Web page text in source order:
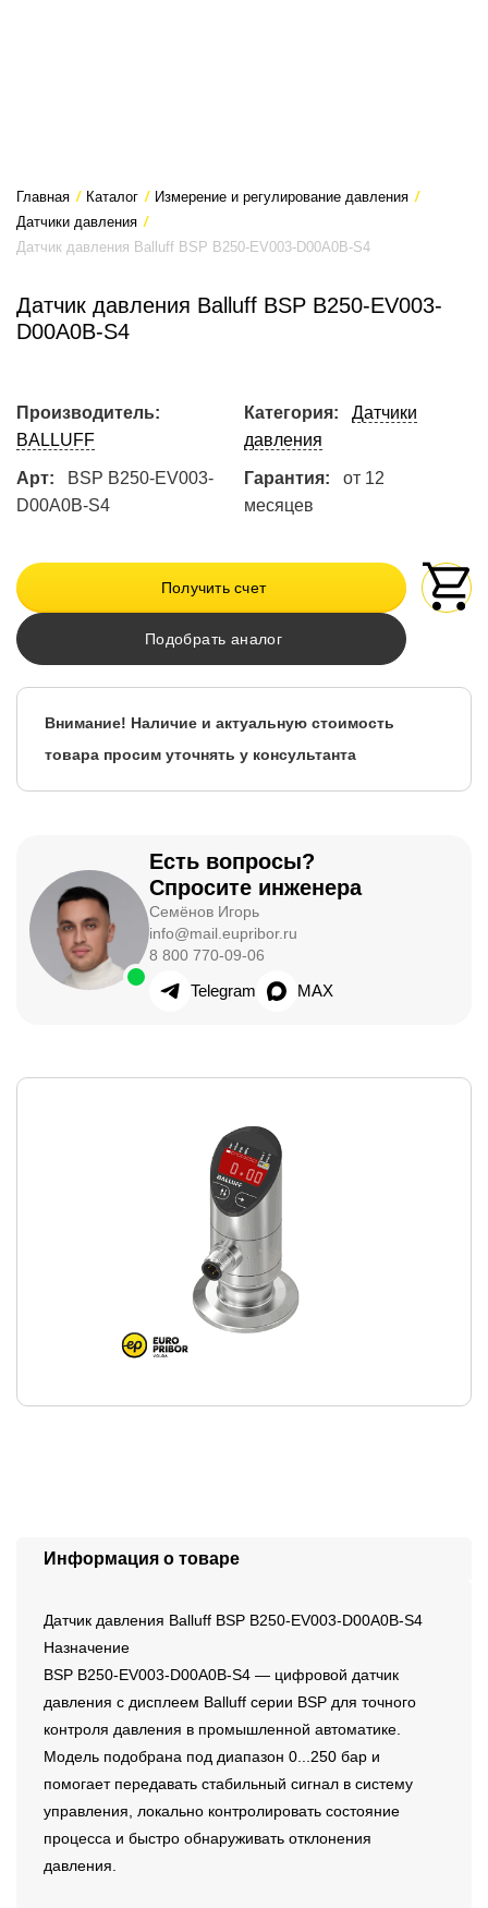
Главная / Каталог / Измерение и регулирование давления /
Датчики давления /
Датчик давления Balluff BSP B250-EV003-D00A0B-S4
Датчик давления Balluff BSP B250-EV003-
D00A0B-S4
Производитель:
BALLUFF
Категория:
Датчики
давления
Арт:
BSP B250-EV003-
D00A0B-S4
Гарантия:
от 12
месяцев
Получить счет
Подобрать аналог
Внимание! Наличие и актуальную стоимость
товара просим уточнять у консультанта
Есть вопросы?
Спросите инженера
Семёнов Игорь
info@mail.eupribor.ru
8 800 770-09-06
Telegram MAX
Информация о товаре
Датчик давления Balluff BSP B250-EV003-D00A0B-S4
Назначение
BSP B250-EV003-D00A0B-S4 — цифровой датчик
давления с дисплеем Balluff серии BSP для точного
контроля давления в промышленной автоматике.
Модель подобрана под диапазон 0...250 бар и
помогает передавать стабильный сигнал в систему
управления, локально контролировать состояние
процесса и быстро обнаруживать отклонения
давления.